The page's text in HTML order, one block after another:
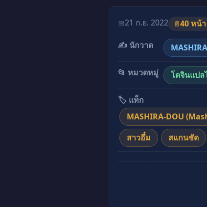
📅21 ก.ย. 2022 📄40 หน้า
✍️ นักวาด
📂 หมวดหมู่ โดจินแปล
🏷️ แท็ก
MASHIRA-DOU
สาวอึ๋ม
สแกนชัด